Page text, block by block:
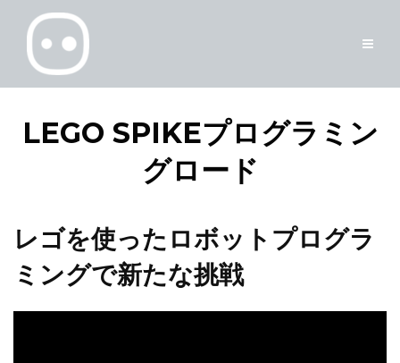
LEGO SPIKEプログラミン
グロード
レゴを使ったロボットプログラ
ミングで新たな挑戦